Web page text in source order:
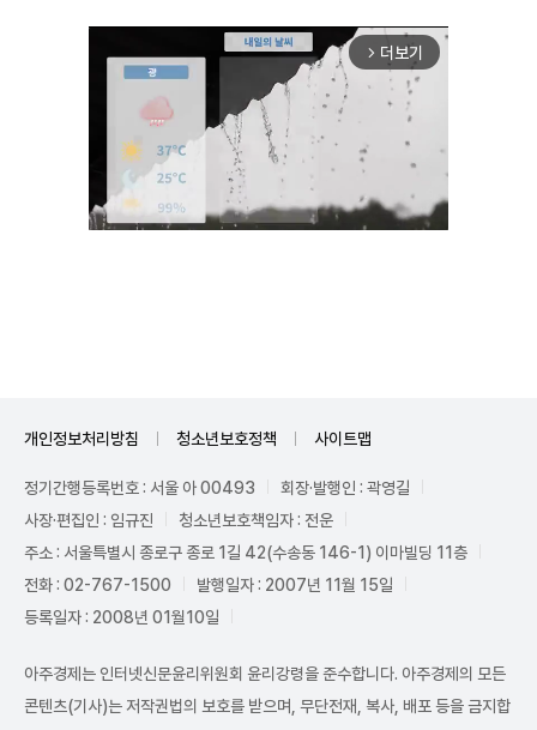
arrow_forward_ios 더보기
개인정보처리방침 청소년보호정책 사이트맵
정기간행등록번호 : 서울 아 00493
회장·발행인 : 곽영길
사장·편집인 : 임규진
청소년보호책임자 : 전운
주소 : 서울특별시 종로구 종로 1길 42(수송동 146-1) 이마빌딩 11층
전화 : 02-767-1500
발행일자 : 2007년 11월 15일
등록일자 : 2008년 01월10일
아주경제는 인터넷신문윤리위원회 윤리강령을 준수합니다. 아주경제의 모든
콘텐츠(기사)는 저작권법의 보호를 받으며, 무단전재, 복사, 배포 등을 금지합